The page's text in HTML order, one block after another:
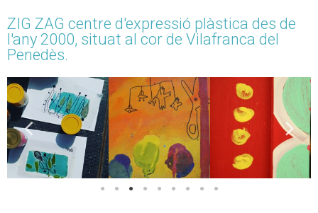
ZIG ZAG centre d'expressió plàstica des de
l'any 2000, situat al cor de Vilafranca del
Penedès.​